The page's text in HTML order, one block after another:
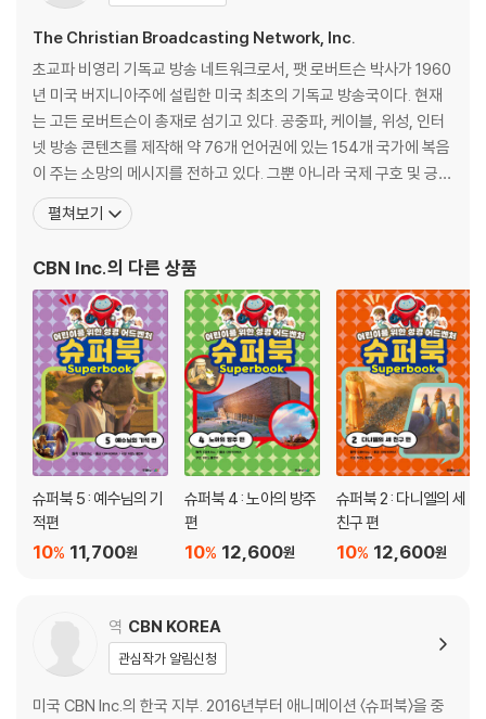
The Christian Broadcasting Network, Inc.
초교파 비영리 기독교 방송 네트워크로서, 팻 로버트슨 박사가 1960
년 미국 버지니아주에 설립한 미국 최초의 기독교 방송국이다. 현재
는 고든 로버트슨이 총재로 섬기고 있다. 공중파, 케이블, 위성, 인터
넷 방송 콘텐츠를 제작해 약 76개 언어권에 있는 154개 국가에 복음
이 주는 소망의 메시지를 전하고 있다. 그뿐 아니라 국제 구호 및 긍휼
사역 등 다양한 영역에서 활발하게 사역을 펼치고 있다. 매스미디어
와 교육을 전략적으로 선용함으로써 국경과 언어를 뛰어넘어 남녀노
로 건강하게 세워지도록 돕고 있다. superb
펼쳐보기
CBN Inc.의 다른 상품
슈퍼북 5 : 예수님의 기
적편
11,700원
10%
슈퍼북 4 : 노아의 방주
편
12,600원
10%
슈퍼북 2 : 다니엘의 세
친구 편
12,600원
10%
역 CBN KOREA
관심작가 알림신청
미국 CBN Inc.의 한국 지부. 2016년부터 애니메이션 〈슈퍼북〉을 중